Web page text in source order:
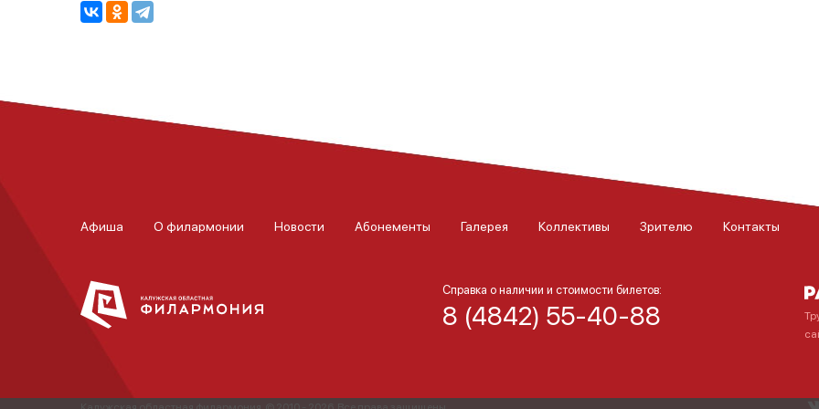
Афиша О филармонии Новости Абонементы Галерея Коллективы Зрителю Контакты
Справка о наличии и стоимости билетов:
8 (4842) 55-40-88